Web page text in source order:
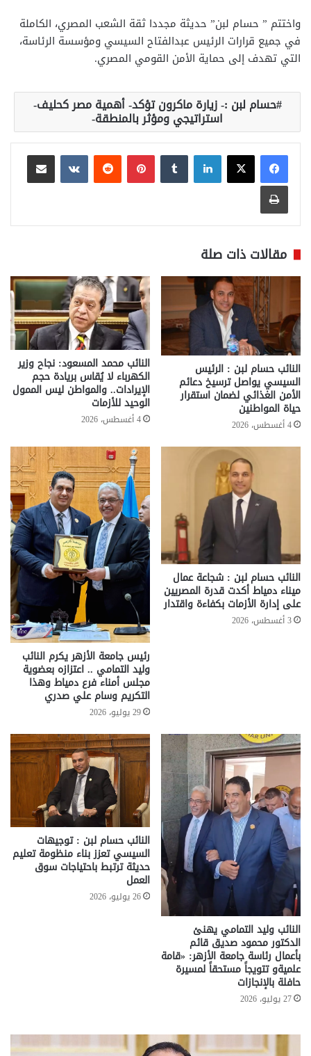
واختتم ” حسام لبن” حديثة مجددا ثقة الشعب المصري، الكاملة
في جميع قرارات الرئيس عبدالفتاح السيسي ومؤسسة الرئاسة،
التي تهدف إلى حماية الأمن القومي المصري.
حسام لبن :- زيارة ماكرون تؤكد- أهمية مصر كحليف-
استراتيجي ومؤثر بالمنطقة-
لينكدإن بينتيريست
مشاركة عبر البريد
طباعة
مقالات ذات صلة
النائب حسام لبن : الرئيس
السيسي يواصل ترسيخ دعائم
الأمن الغذائي لضمان استقرار
حياة المواطنين
4 أغسطس، 2026
النائب محمد المسعود: نجاح وزير
الكهرباء لا يُقاس بريادة حجم
الإيرادات.. والمواطن ليس الممول
الوحيد للأزمات
4 أغسطس، 2026
النائب حسام لبن : شجاعة عمال
ميناء دمياط أكدت قدرة المصريين
على إدارة الأزمات بكفاءة واقتدار
3 أغسطس، 2026
رئيس جامعة الأزهر يكرم النائب
وليد التمامي .. اعتزازه بعضوية
مجلس أمناء فرع دمياط وهذا
التكريم وسام علي صدري
29 يوليو، 2026
النائب وليد التمامي يهنئ
الدكتور محمود صديق قائم
بأعمال رئاسة جامعة الأزهر: «قامة
علميةو تتويجاً مستحقاً لمسيرة
حافلة بالإنجازات
27 يوليو، 2026
النائب حسام لبن : توجيهات
السيسي تعزز بناء منظومة تعليم
حديثة ترتبط باحتياجات سوق
العمل
26 يوليو، 2026
تحركات